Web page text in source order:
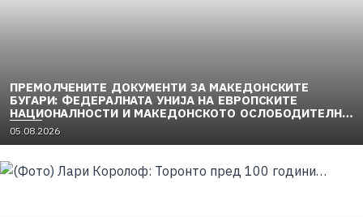
ПРЕМОЛЧЕНИТЕ ДОКУМЕНТИ ЗА МАКЕДОНСКИТЕ
БУГАРИ: ФЕДЕРАЛНАТА УНИЈА НА ЕВРОПСКИТЕ
НАЦИОНАЛНОСТИ И МАКЕДОНСКОТО ОСЛОБОДИТЕЛНО
ДВИЖЕЊЕ (1949–1956) (2)
05.08.2026